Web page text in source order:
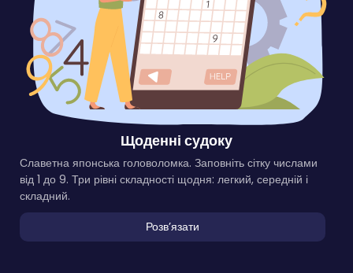
Щоденні судоку
Славетна японська головоломка. Заповніть сітку числами
від 1 до 9. Три рівні складності щодня: легкий, середній і
складний.
Розвʼязати